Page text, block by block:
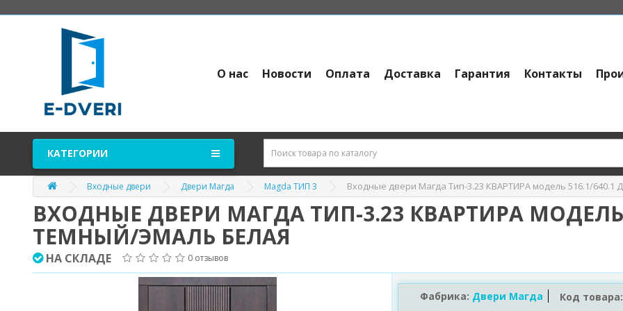
О нас Новости Оплата Доставка Гарантия Контакты
КАТЕГОРИИ
Входные двери Двери Магда Magda ТИП 3 Входные двери Магда Тип-3.23 КВАРТИРА модель 516.1/
ВХОДНЫЕ ДВЕРИ МАГДА ТИП-3.23 КВАРТИРА
ТЕМНЫЙ/ЭМАЛЬ БЕЛАЯ
НА СКЛАДЕ 0 отзывов
Фабрика: Двери Магда Код товара: